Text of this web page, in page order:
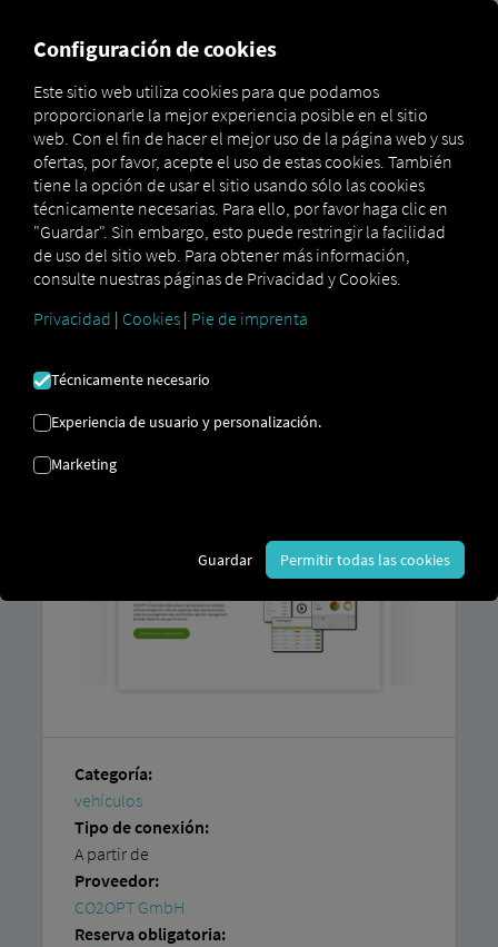
Marketplace Connectors CO2OPT Connect
CONECTAR CO2OPT
Integración de un proveedor externo
¿Ya utilizas los servicios de
datos de nuestros servicios. Solo
cuenta con
Categoría:
vehículos
Tipo de conexión:
A partir de
Proveedor:
CO2OPT GmbH
Reserva obligatoria:
Configuración de cookies
Este sitio web utiliza cookies para que podamos
proporcionarle la mejor experiencia posible en el sitio
web. Con el fin de hacer el mejor uso de la página web y sus
ofertas, por favor, acepte el uso de estas cookies. También
tiene la opción de usar el sitio usando sólo las cookies
técnicamente necesarias. Para ello, por favor haga clic en
"Guardar". Sin embargo, esto puede restringir la facilidad
de uso del sitio web. Para obtener más información,
consulte nuestras páginas de Privacidad y Cookies.
Privacidad | Cookies | Pie de imprenta
Técnicamente necesario
Experiencia de usuario y personalización.
Marketing
Guardar Permitir todas las cookies